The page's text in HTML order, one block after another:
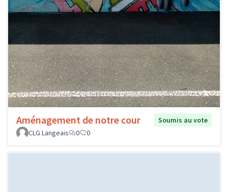
Aménagement de notre cour
Soumis au vote
CLG Langeais
0 0